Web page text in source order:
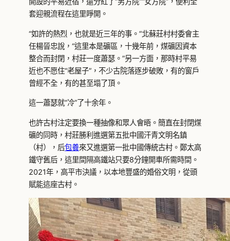
套迎親流程在這里睜開。
“如許的熱烈，也就是近三年的事。”北蘇莊村村委會主
任楊晉忠說，“這里本是礦區，十幾年前，煤礦因資本
整合而封閉，村莊一度蕭瑟。”另一方面，那時村平易
近也不愿住“老屋子”，不少古院落逐步破敗，有的窗戶
曾經不全，有的甚至塌了頂。
這一蕭瑟就“冷”了十余年。
也許古村注定要換一種抽像和眾人會晤。簡直在封閉煤
礦的同時，村莊勝利進選第五批中國汗青文明名鎮
（村），后包養來又進選第一批中國傳統古村。鄭太高
鐵守舊后，這里間隔高鐵站只要8分鐘開車所需時間。
2021年，高平市決議，以本地豐盛的婚俗文明，從頭
賦能這座古村。